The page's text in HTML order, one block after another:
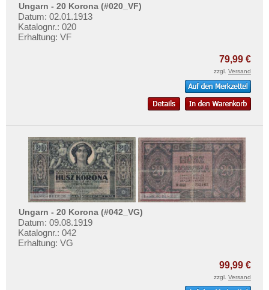
Ungarn - 20 Korona (#020_VF)
Datum: 02.01.1913
Katalognr.: 020
Erhaltung: VF
79,99 €
zzgl. Versand
Ungarn - 20 Korona (#042_VG)
Datum: 09.08.1919
Katalognr.: 042
Erhaltung: VG
99,99 €
zzgl. Versand